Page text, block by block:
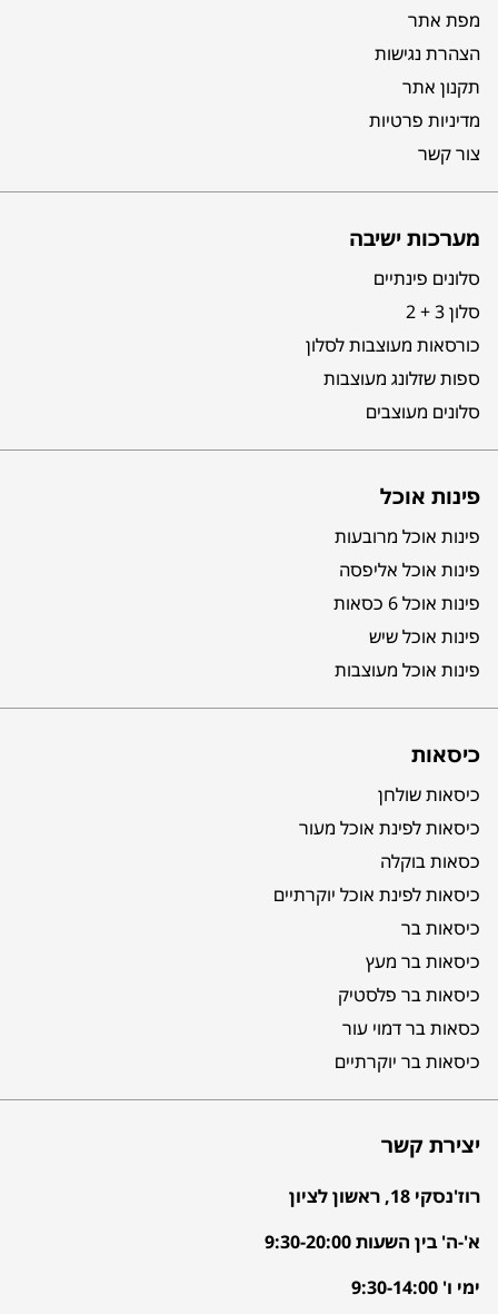
מפת אתר
הצהרת נגישות
תקנון אתר
מדיניות פרטיות
צור קשר
מערכות ישיבה
סלונים פינתיים
סלון 3 + 2
כורסאות מעוצבות לסלון
ספות שזלונג מעוצבות
סלונים מעוצבים
פינות אוכל
פינות אוכל מרובעות
פינות אוכל אליפסה
פינות אוכל 6 כסאות
פינות אוכל שיש
פינות אוכל מעוצבות
כיסאות
כיסאות שולחן
כיסאות לפינת אוכל מעור
כסאות בוקלה
כיסאות לפינת אוכל יוקרתיים
כיסאות בר
כיסאות בר מעץ
כיסאות בר פלסטיק
כסאות בר דמוי עור
כיסאות בר יוקרתיים
יצירת קשר
רוז'נסקי 18, ראשון לציון
א'-ה' בין השעות 9:30-20:00
ימי ו' 9:30-14:00